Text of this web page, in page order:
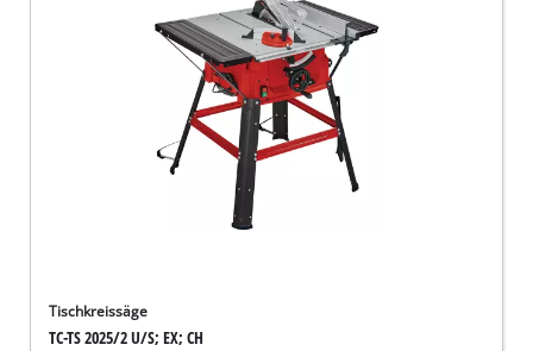
Tischkreissäge
TC-TS 2025/2 U/S; EX; CH